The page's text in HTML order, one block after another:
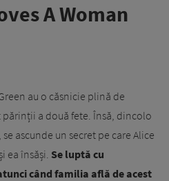
A Woman
au o căsnicie plină de
a două fete. Însă, dincolo
ascunde un secret pe care Alice
ea însăși. Se luptă cu
când familia află de acest